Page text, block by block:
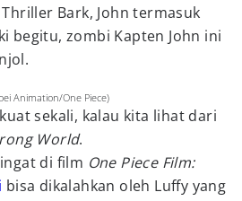
Bark, John termasuk
begitu, zombi Kapten John ini
Animation/One Piece)
sekali, kalau kita lihat dari
World.
di film One Piece Film:
bisa dikalahkan oleh Luffy yang